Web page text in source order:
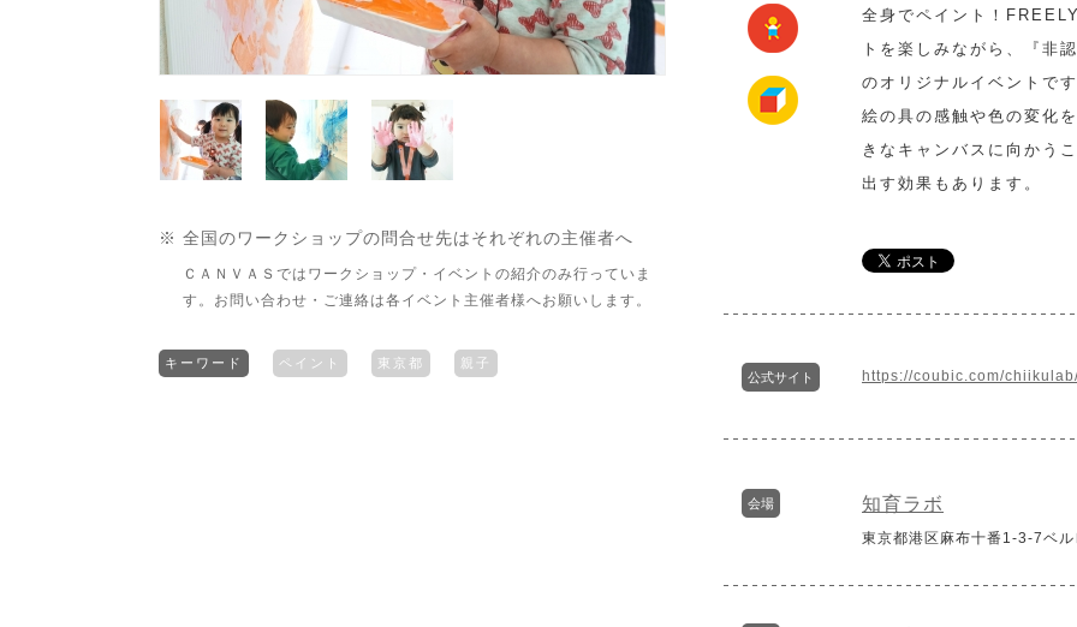
※ 全国のワークショップの問合せ先はそれぞれの主催者へ
ＣＡＮＶＡＳではワークショップ・イベントの紹介のみ行っていま
す。お問い合わせ・ご連絡は各イベント主催者様へお願いします。
キーワード ペイント 東京都 親子
全身でペイント！
トを楽しみながら、『非
のオリジナルイベントで
絵の具の感触や色の変化
きなキャンバスに向かう
出す効果もあります。
公式サイト https://coubic.com/
会場 知育ラボ
東京都港区麻布十番1-3-7ベ